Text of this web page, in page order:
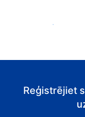
Sākt uzņemt viesus
Reģistrējiet